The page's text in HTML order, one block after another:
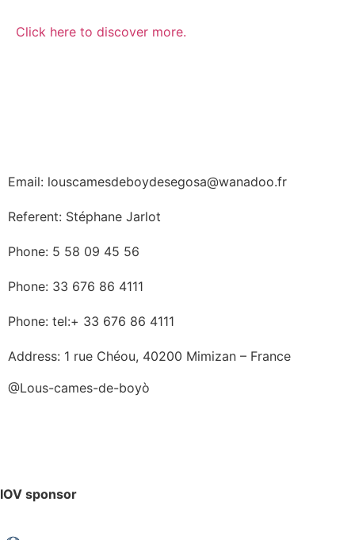
Click here to discover more.
Email: louscamesdeboydesegosa@wanadoo.fr
Referent: Stéphane Jarlot
Phone: 5 58 09 45 56
Phone: 33 676 86 4111
Phone: tel:+ 33 676 86 4111
Address: 1 rue Chéou, 40200 Mimizan – France
@Lous-cames-de-boyò
IOV sponsor